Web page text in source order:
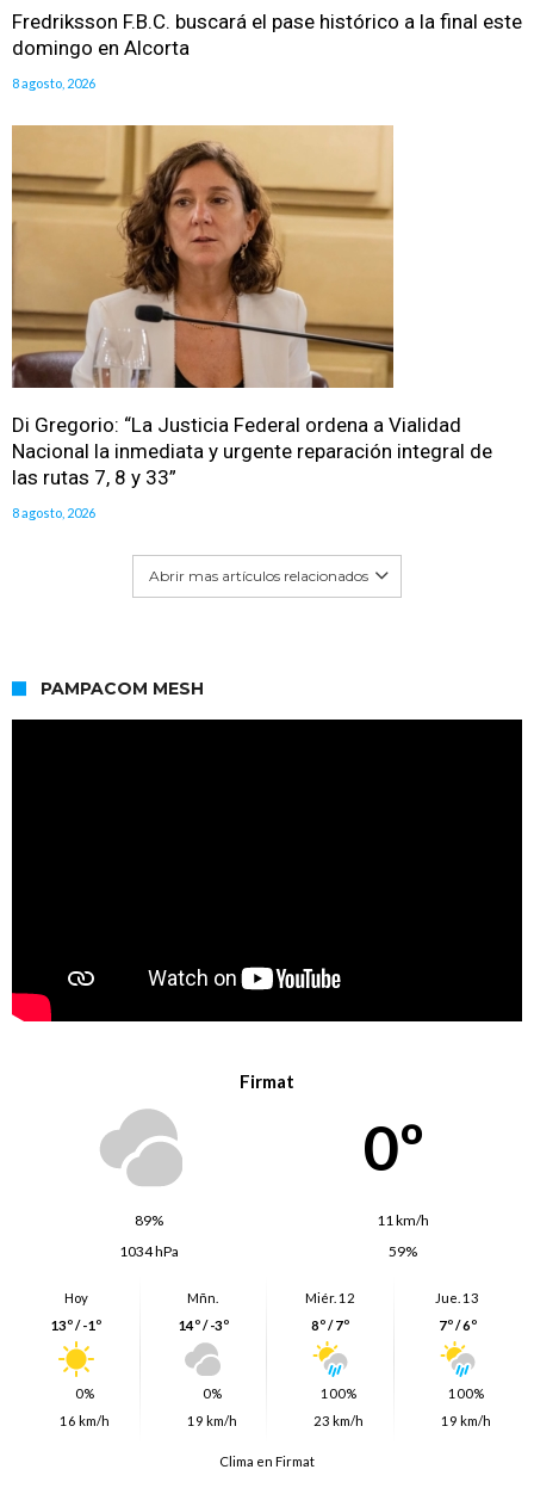
Fredriksson F.B.C. buscará el pase histórico a la final este
domingo en Alcorta
8 agosto, 2026
Di Gregorio: “La Justicia Federal ordena a Vialidad
Nacional la inmediata y urgente reparación integral de
las rutas 7, 8 y 33”
8 agosto, 2026
Abrir mas artículos relacionados
PAMPACOM MESH
Firmat
0º
89%
11 km/h
1034 hPa
59%
Hoy
13º / -1º
0%
16 km/h
Mñn.
14º / -3º
0%
19 km/h
Miér. 12
8º / 7º
100%
23 km/h
Jue. 13
7º / 6º
100%
19 km/h
Clima en Firmat